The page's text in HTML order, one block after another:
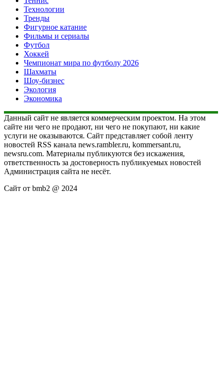
Технологии
Тренды
Фигурное катание
Фильмы и сериалы
Футбол
Хоккей
Чемпионат мира по футболу 2026
Шахматы
Шоу-бизнес
Экология
Экономика
Данный сайт не является коммерческим проектом. На этом
сайте ни чего не продают, ни чего не покупают, ни какие
услуги не оказываются. Сайт представляет собой ленту
новостей RSS канала news.rambler.ru, kommersant.ru,
newsru.com. Материалы публикуются без искажения,
ответственность за достоверность публикуемых новостей
Администрация сайта не несёт.
Сайт от bmb2 @ 2024